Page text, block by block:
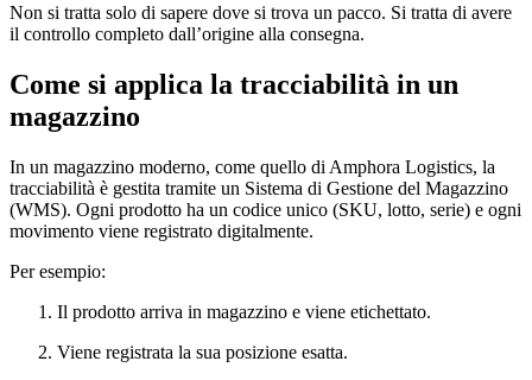
Non si tratta solo di sapere dove si trova un pacco. Si tratta di avere
il controllo completo dall’origine alla consegna.
Come si applica la tracciabilità in un
magazzino
In un magazzino moderno, come quello di Amphora Logistics, la
tracciabilità è gestita tramite un Sistema di Gestione del Magazzino
(WMS). Ogni prodotto ha un codice unico (SKU, lotto, serie) e ogni
movimento viene registrato digitalmente.
Per esempio:
Il prodotto arriva in magazzino e viene etichettato.
Viene registrata la sua posizione esatta.